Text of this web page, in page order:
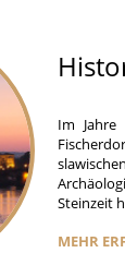
Im Jahre
Steinzeit
MEHR